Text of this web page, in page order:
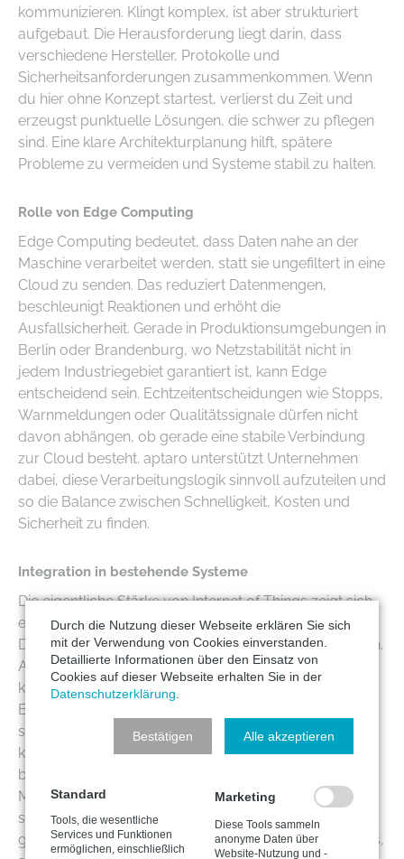
kommunizieren. Klingt komplex, ist aber strukturiert
aufgebaut. Die Herausforderung liegt darin, dass
verschiedene Hersteller, Protokolle und
Sicherheitsanforderungen zusammenkommen. Wenn
du hier ohne Konzept startest, verlierst du Zeit und
erzeugst punktuelle Lösungen, die schwer zu pflegen
sind. Eine klare Architekturplanung hilft, spätere
Probleme zu vermeiden und Systeme stabil zu halten.
Rolle von Edge Computing
Edge Computing bedeutet, dass Daten nahe an der
Maschine verarbeitet werden, statt sie ungefiltert in eine
Cloud zu senden. Das reduziert Datenmengen,
beschleunigt Reaktionen und erhöht die
Ausfallsicherheit. Gerade in Produktionsumgebungen in
Berlin oder Brandenburg, wo Netzstabilität nicht in
jedem Industriegebiet garantiert ist, kann Edge
entscheidend sein. Echtzeitentscheidungen wie Stopps,
Warnmeldungen oder Qualitätssignale dürfen nicht
davon abhängen, ob gerade eine stabile Verbindung
zur Cloud besteht. aptaro unterstützt Unternehmen
dabei, diese Verarbeitungslogik sinnvoll aufzuteilen und
so die Balance zwischen Schnelligkeit, Kosten und
Sicherheit zu finden.
Integration in bestehende Systeme
Die eigentliche Stärke von Internet of Things zeigt sich
erst, wenn Daten in ERP, Wartungssysteme oder
Dashboards fließen. Doch hier entstehen oft Reibungen.
Alte Softwarelandschaften sind nicht immer
kompatibel, und Schnittstellen werden schnell zu
Engpässen. Eine professionelle IT-Begleitung stellt
sicher, dass Daten nicht nur gesammelt, sondern
kontextualisiert und nutzbar gemacht werden. Das
bedeutet Mappings, Rechtekonzepte und ein
Monitoring, das dir jederzeit zeigt, ob Datenströme
stabil laufen. Unternehmen, die diesen Schritt sauber
gestalten, erhalten eine zuverlässige Informationsbasis,
Durch die Nutzung dieser Webseite erklären Sie sich
mit der Verwendung von Cookies einverstanden.
Detaillierte Informationen über den Einsatz von
Cookies auf dieser Webseite erhalten Sie in der
Datenschutzerklärung
Bestätigen Alle akzeptieren
Standard
Tools, die wesentliche
Services und Funktionen
ermöglichen, einschließlich
Marketing
Diese Tools sammeln
anonyme Daten über
Website-Nutzung und -